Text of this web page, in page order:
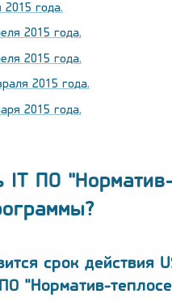
2015 года.
2015 года.
2015 года.
2015 года.
2015 года.
ПО "Норматив-
срок действия
"Норматив-